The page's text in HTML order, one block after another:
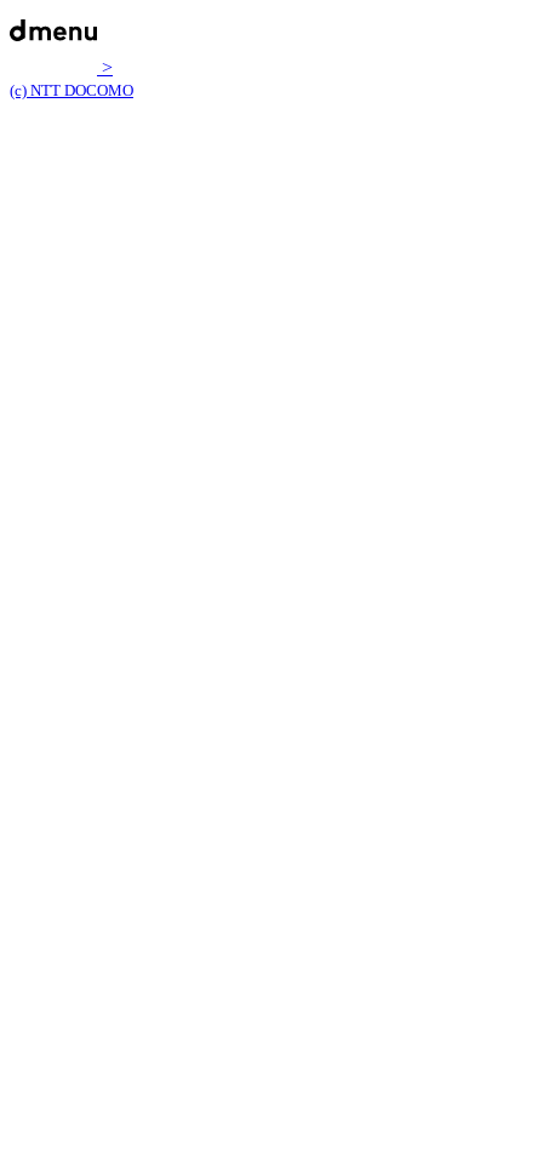
>
(c) NTT DOCOMO